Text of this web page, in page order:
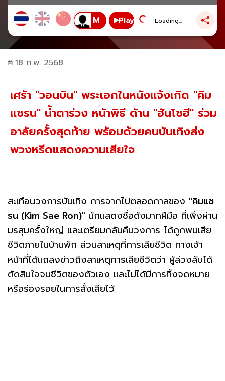
Play Loading...
18 ก.พ. 2568
เศร้า "วอนบิน" พระเอกในหนังแจ้งเกิด "คิม
แซรน" น้ำตาร่วง หน้าพิธี ด้าน "ฮันโซฮี" ร่วม
อาลัยครั้งสุดท้าย พร้อมด้วยคนบันเทิงส่ง
พวงหรีดแสดงความเสียใจ
สะเทือนวงการบันเทิง การจากไปตลอดกาลของ "คิมแซ
รน (Kim Sae Ron)" นักแสดงชื่อดังมากฝีมือ ที่เพิ่งผ่าน
มรสุมครั้งใหญ่ และเตรียมกลับคืนวงการ ได้ถูกพบเสีย
ชีวิตภายในบ้านพัก ส่วนสาเหตุที่การเสียชีวิต ทางเจ้า
หน้าที่ได้แถลงข่าวถึงสาเหตุการเสียชีวิตว่า ผู้ล่วงลับได้
ตัดสินใจจบชีวิตของตัวเอง และไม่ได้มีการทิ้งจดหมาย
หรือร่องรอยในการสั่งเสียไว้